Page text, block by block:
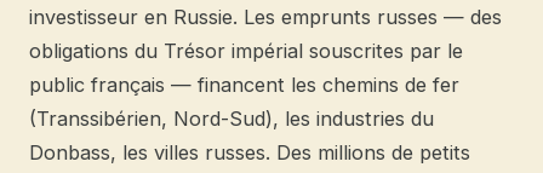
investisseur en Russie. Les emprunts russes — des
obligations du Trésor impérial souscrites par le
public français — financent les chemins de fer
(Transsibérien, Nord-Sud), les industries du
Donbass, les villes russes. Des millions de petits